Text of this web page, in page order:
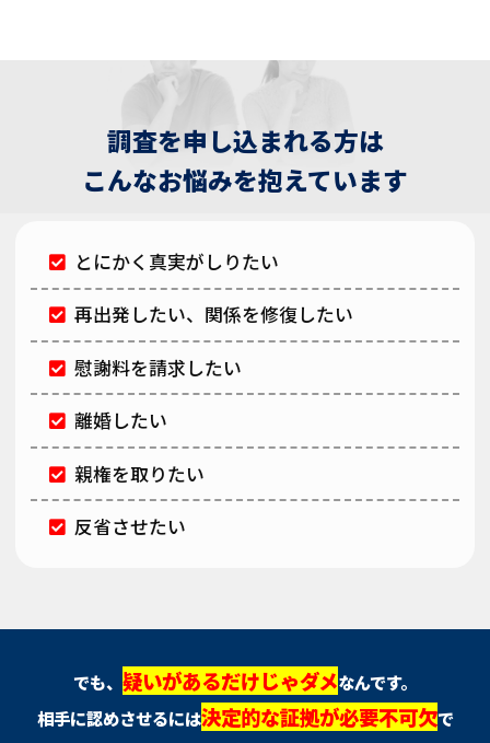
調査を申し込まれる方は
こんなお悩みを抱えています
とにかく真実がしりたい
再出発したい、関係を修復したい
慰謝料を請求したい
離婚したい
親権を取りたい
反省させたい
でも、 疑いがあるだけじゃダメなんです。
相手に認めさせるには決定的な証拠が必要不可欠で